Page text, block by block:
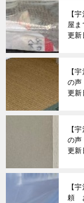
【
屋ま
更新
【
の声
更新
【
の声
更新
【
頼